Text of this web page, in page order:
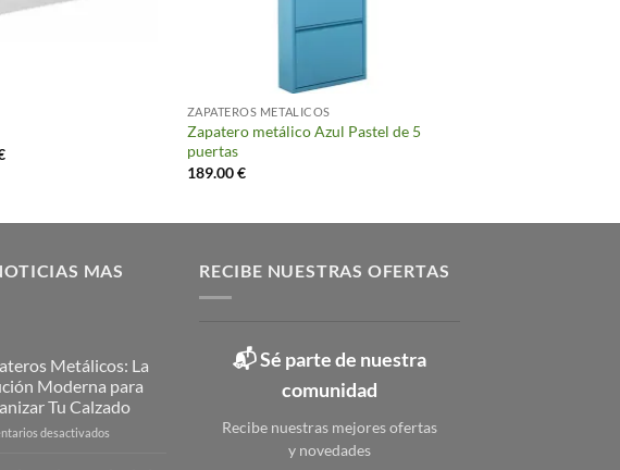
El
ZAPATEROS METALICOS
Zapatero metálico Azul Pastel de 5
puertas
189.00€
MAS
Metálicos: La
Moderna para
Tu Calzado
desactivados
RECIBE NUESTRAS OFERTAS
📬 Sé parte de nuestra
comunidad
Recibe nuestras mejores ofertas
y novedades